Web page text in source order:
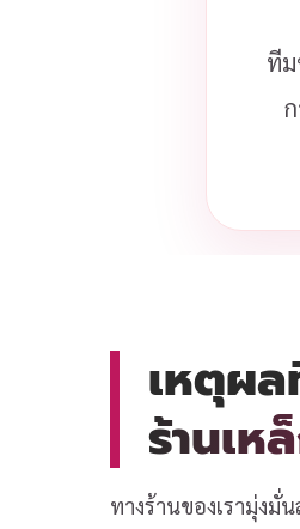
ทีม
เหตุผล
ร้านเ
ทางร้านของเรามุ่งมั่